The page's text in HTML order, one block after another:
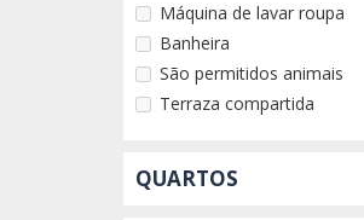
Máquina de lavar roupa
Banheira
São permitidos animais
Terraza compartida
QUARTOS